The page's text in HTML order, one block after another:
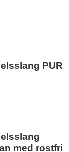
PUR
med rostfri